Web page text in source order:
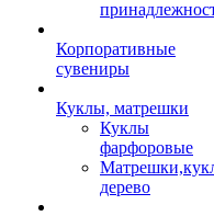
Корпоративные
сувениры
Куклы, матрешки
Куклы
фарфоровые
дерево